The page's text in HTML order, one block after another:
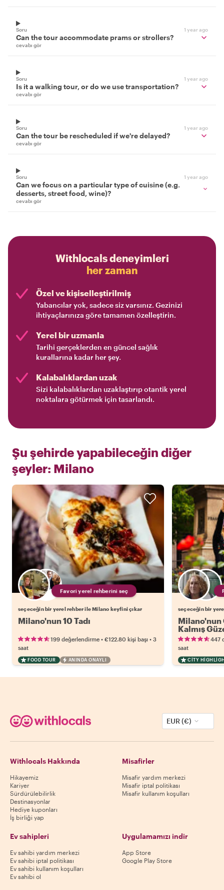
Soru 1 year ago
Can the tour accommodate prams or strollers?
cevabı gör
Soru 1 year ago
Is it a walking tour, or do we use transportation?
cevabı gör
Soru 1 year ago
Can the tour be rescheduled if we're delayed?
cevabı gör
Soru 1 year ago
Can we focus on a particular type of cuisine (e.g.
desserts, street food, wine)?
cevabı gör
Withlocals deneyimleri
her zaman
Özel ve kişiselleştirilmiş
Yabancılar yok, sadece siz varsınız. Gezinizi
ihtiyaçlarınıza göre tamamen özelleştirin.
Yerel bir uzmanla
Tarihi gerçeklerden en güncel sağlık
kurallarına kadar her şey.
Kalabalıklardan uzak
Sizi kalabalıklardan uzaklaştırıp otantik yerel
noktalara götürmek için tasarlandı.
Şu şehirde yapabileceğin diğer
şeyler: Milano
Favori yerel rehberini seç
seçeceğin bir yerel rehber ile Milano keyfini çıkar
Milano'nun 10 Tadı
199 değerlendirme • €122.80 kişi başı • 3
saat
FOOD TOUR ANINDA ONAYLI
seçeceğin bir
Milano'nun
Kalmış
447
saat
CITY
EUR (€)
Withlocals Hakkında
Hikayemiz
Kariyer
Sürdürülebilirlik
Destinasyonlar
Hediye kuponları
İş birliği yap
Misafirler
Misafir yardım merkezi
Misafir iptal politikası
Misafir kullanım koşulları
Ev sahipleri
Ev sahibi yardım merkezi
Ev sahibi iptal politikası
Ev sahibi kullanım koşulları
Ev sahibi ol
Uygulamamızı indir
App Store
Google Play Store